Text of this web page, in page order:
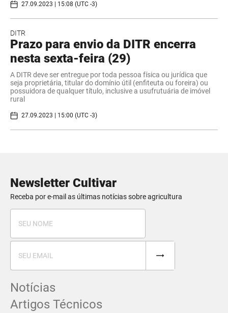
27.09.2023 | 15:08 (UTC -3)
DITR
Prazo para envio da DITR encerra
nesta sexta-feira (29)
A DITR deve ser entregue por toda pessoa física ou jurídica que
seja proprietária, titular do domínio útil (enfiteuta ou foreira) ou
possuidora de qualquer título, inclusive a usufrutuária de imóvel
rural
27.09.2023 | 15:00 (UTC -3)
Newsletter Cultivar
Receba por e-mail as últimas notícias sobre agricultura
Notícias
Artigos Técnicos